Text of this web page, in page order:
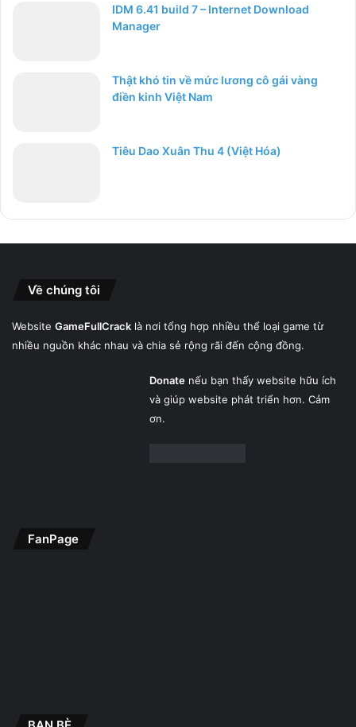
IDM 6.41 build 7 – Internet Download
Manager
Thật khó tin về mức lương cô gái vàng
điền kinh Việt Nam
Tiêu Dao Xuân Thu 4 (Việt Hóa)
Về chúng tôi
Website GameFullCrack là nơi tổng hợp nhiều thể loại game từ
nhiều nguồn khác nhau và chia sẻ rộng rãi đến cộng đồng.
Donatenếu bạn thấy website hữu ích
và giúp website phát triển hơn. Cảm
ơn.
FanPage